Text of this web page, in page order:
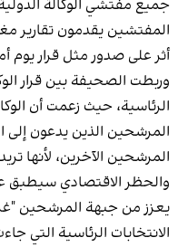
جميع مفتشي الوكالة
المفتشين يقدمون تقارير
أثر على صدور مثل قرار
وربطت الصحيفة بين قرار
الرئاسية، حيث زعمت أن
المرشحين الذين يدعون
المرشحين الآخرين، لأنها
والحظر الاقتصادي سيطبق
يعزز من جبهة المرشحين
الانتخابات الرئاسية